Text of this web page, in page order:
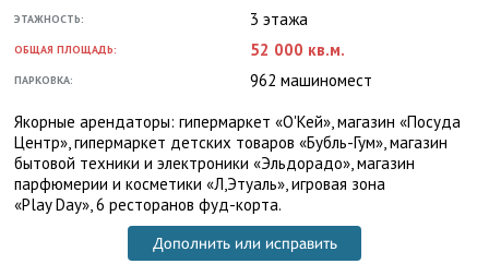
ЭТАЖНОСТЬ: 3 этажа
ОБЩАЯ ПЛОЩАДЬ: 52 000 кв.м.
ПАРКОВКА:
962 машиномест
Якорные арендаторы: гипермаркет «О'Кей», магазин «Посуда
Центр», гипермаркет детских товаров «Бубль-Гум», магазин
бытовой техники и электроники «Эльдорадо», магазин
парфюмерии и косметики «Л,Этуаль», игровая зона
«Play Day», 6 ресторанов фуд-корта.
Дополнить или исправить